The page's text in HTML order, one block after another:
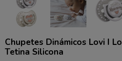
Chupetes Dinámicos Lovi I
Tetina Silicona